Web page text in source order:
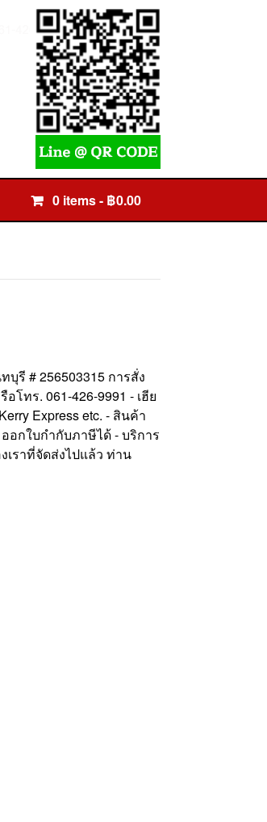
0 items - ฿0.00
รี # 256503315 การสั่ง
โทร. 061-426-9991 - เฮีย
Express etc. - สินค้า
อกใบกำกับภาษีได้ - บริการ
เราที่จัดส่งไปแล้ว ท่าน